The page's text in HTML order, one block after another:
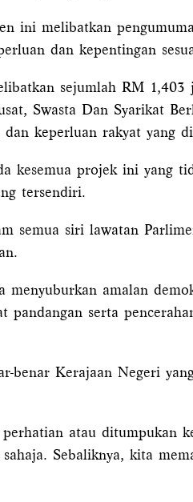
ini melibatkan
dan kepentingan
sejumlah RM
Swasta Dan Syarikat
dan keperluan rakyat yang
kesemua projek ini yang
tersendiri.
semua siri lawatan
amalan
serta
benar Kerajaan Negeri
atau ditumpukan
Sebaliknya, kita